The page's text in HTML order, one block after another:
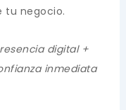
tu negocio.
digital +
inmediata